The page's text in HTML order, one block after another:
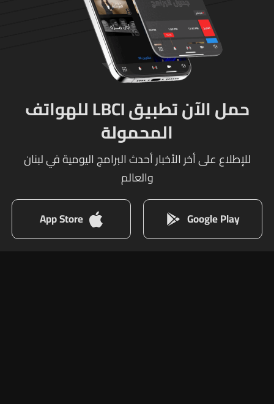
حمل الآن تطبيق LBCI للهواتف
المحمولة
للإطلاع على أخر الأخبار أحدث البرامج اليومية في لبنان
والعالم
Google Play
App Store